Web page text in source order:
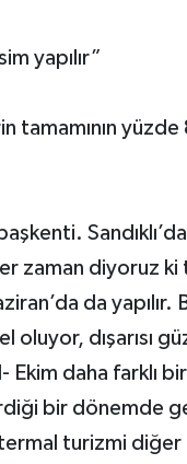
yapılır”
Sandıklı’da
zaman diyoruz
da
dışarısı
Ekim daha farklı
bir dönemde
turizmi diğer